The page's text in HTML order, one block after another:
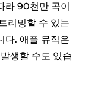
라 90천만 곡이
리밍할 수 있는
다. 애플 뮤직은
생할 수도 있습